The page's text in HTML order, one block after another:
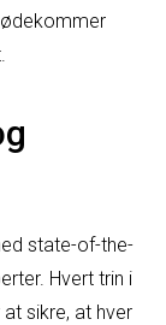
state-of-the-
Hvert trin i
sikre, at hver